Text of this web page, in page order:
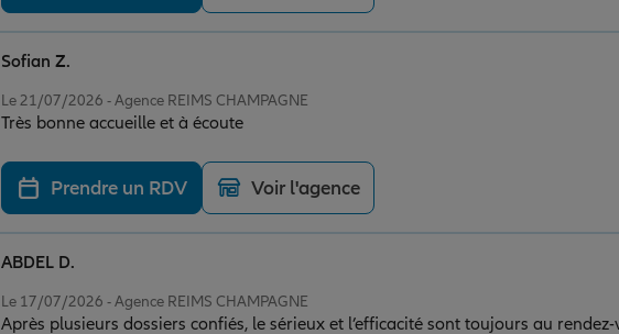
Le 21/07/2026 - Agence REIMS CHAMPAGNE
Très bonne accueille et à écoute
Sofian Z.
Prendre un RDV Voir l'agence
Le 17/07/2026 - Agence REIMS CHAMPAGNE
Après plusieurs dossiers confiés, le sérieux et l’efficacité sont toujours au
ABDEL D.